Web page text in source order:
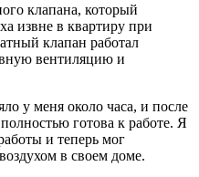
клапана, который
извне в квартиру при
клапан работал
вентиляцию и
у меня около часа, и после
готова к работе. Я
и теперь мог
в своем доме.